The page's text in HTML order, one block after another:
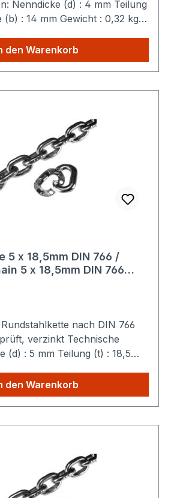
Nenndicke (d) : 4 mm Teilung
(b) : 14 mm Gewicht : 0,32 kg /
wie viele Produkte Sie aus
Sie zahlen nur einmalig
den Warenkorb
5 x 18,5mm DIN 766 /
5 x 18,5mm DIN 766
nach DIN 766
Technische
(d) : 5 mm Teilung (t) : 18,5
: 12,5 kN Sparen Sie
wie viele Produkte Sie aus
den Warenkorb